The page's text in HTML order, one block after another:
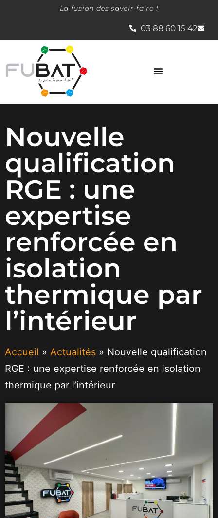
La fusion des savoir-faire !
03 88 60 15 42
Nouvelle
qualification
RGE : une
expertise
renforcée en
isolation
thermique par
l’intérieur
Accueil » Actualités » Nouvelle qualification
RGE : une expertise renforcée en isolation
thermique par l’intérieur